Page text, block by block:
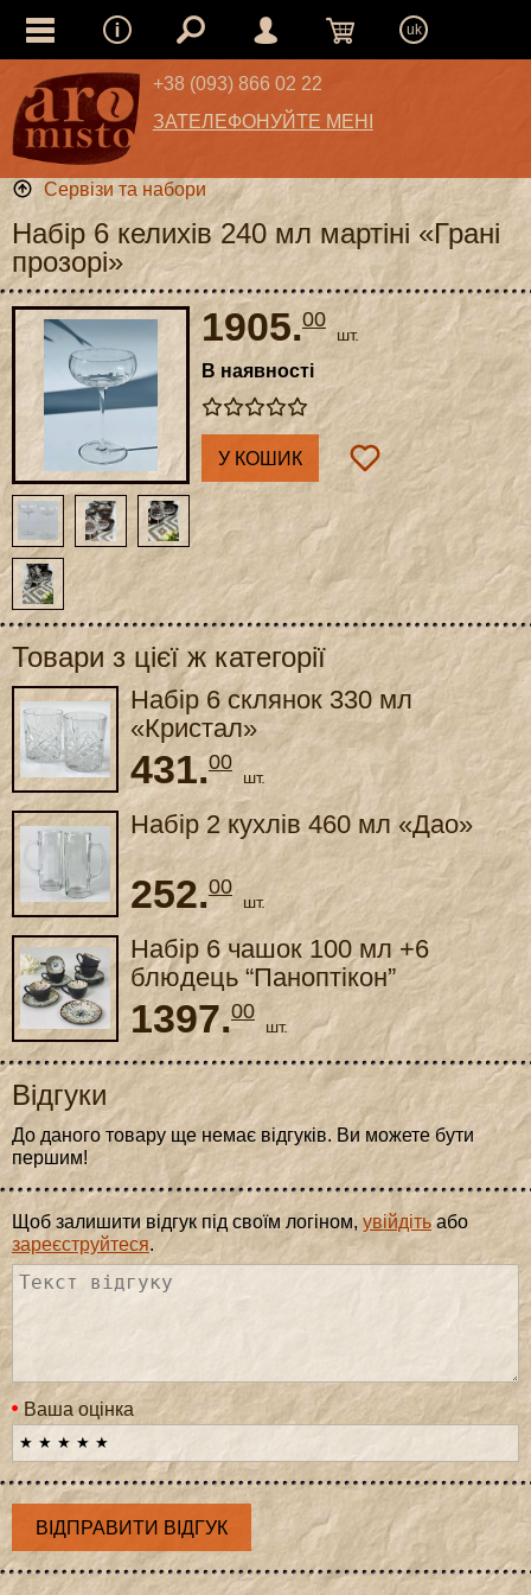
uk
+38 (093) 866 02 22
ЗАТЕЛЕФОНУЙТЕ МЕНІ
Сервізи та набори
Набір 6 келихів 240 мл мартіні «Грані
прозорі»
1905.00
шт.
В наявності
У КОШИК
Товари з цієї ж категорії
Набір 6 склянок 330 мл
«Кристал»
431.00
шт.
Набір 2 кухлів 460 мл «Дао»
252.00
шт.
Набір 6 чашок 100 мл +6
блюдець “Паноптікон”
1397.00
шт.
Відгуки
До даного товару ще немає відгуків. Ви можете бути
першим!
Щоб залишити відгук під своїм логіном, увійдітьабо
зареєструйтеся.
Ваша оцінка